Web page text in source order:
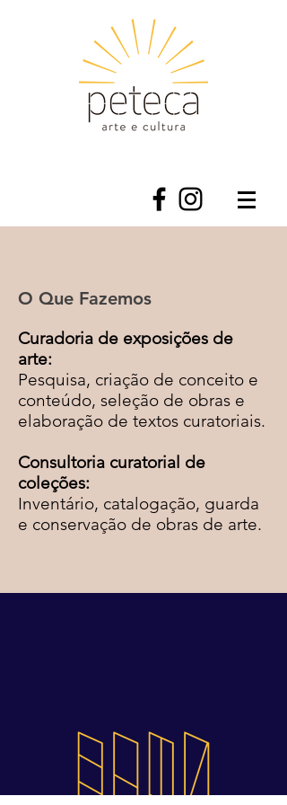
Curadoria de exposições de
arte:
Pesquisa, criação de conceito e
conteúdo, seleção de obras e
elaboração de textos curatoriais.
Consultoria curatorial de
coleções:
Inventário, catalogação, guarda
e conservação de obras de arte.
O Que Fazemos